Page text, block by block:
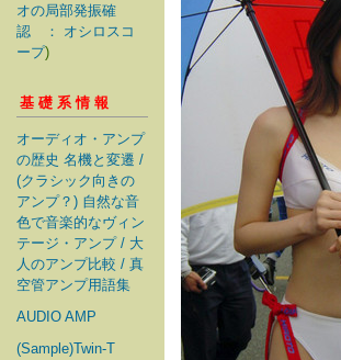
オの局部発振確
認 ： オシロスコ
ープ)
基礎系情報
オーディオ・アンプ
の歴史 名機と変遷 /
(クラシック向きの
アンプ？) 自然な音
色で音楽的なヴィン
テージ・アンプ / 大
人のアンプ比較 / 真
空管アンプ用語集
AUDIO AMP
(Sample)Twin-T